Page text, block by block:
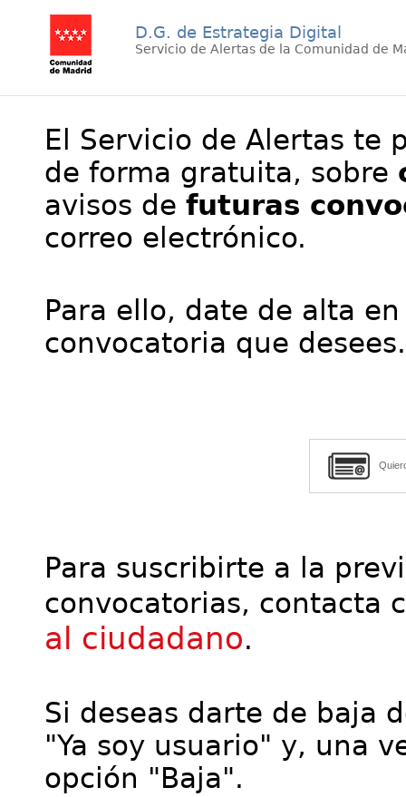
D.G. de Estrategia Digital
Servicio de Alertas de la Comunidad de
El Servicio de Alertas te
de forma gratuita, sobre
avisos de futuras
correo electrónico.
Para ello, date de alta
convocatoria que desees.
Para suscribirte a la
convocatorias, contacta
al ciudadano.
Si deseas darte de baja
"Ya soy usuario" y, una
opción "Baja".